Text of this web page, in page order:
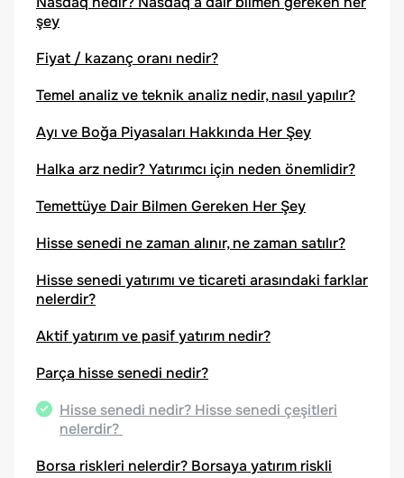
şey
Fiyat / kazanç oranı nedir?
Temel analiz ve teknik analiz nedir, nasıl yapılır?
Ayı ve Boğa Piyasaları Hakkında Her Şey
Halka arz nedir? Yatırımcı için neden önemlidir?
Temettüye Dair Bilmen Gereken Her Şey
Hisse senedi ne zaman alınır, ne zaman satılır?
Hisse senedi yatırımı ve ticareti arasındaki farklar
nelerdir?
Aktif yatırım ve pasif yatırım nedir?
Parça hisse senedi nedir?
Hisse senedi nedir? Hisse senedi çeşitleri
nelerdir?
Borsa riskleri nelerdir? Borsaya yatırım riskli